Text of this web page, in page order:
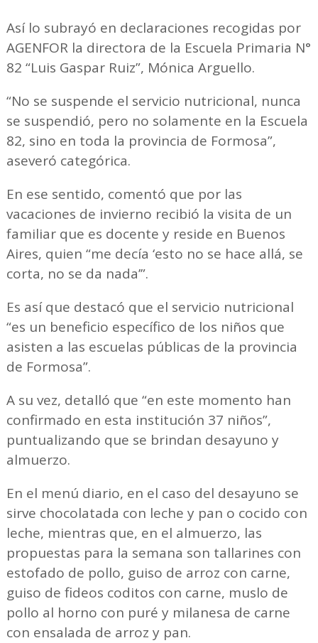
Así lo subrayó en declaraciones recogidas por
AGENFOR la directora de la Escuela Primaria N°
82 “Luis Gaspar Ruiz”, Mónica Arguello.
“No se suspende el servicio nutricional, nunca
se suspendió, pero no solamente en la Escuela
82, sino en toda la provincia de Formosa”,
aseveró categórica.
En ese sentido, comentó que por las
vacaciones de invierno recibió la visita de un
familiar que es docente y reside en Buenos
Aires, quien “me decía ‘esto no se hace allá, se
corta, no se da nada’”.
Es así que destacó que el servicio nutricional
“es un beneficio específico de los niños que
asisten a las escuelas públicas de la provincia
de Formosa”.
A su vez, detalló que “en este momento han
confirmado en esta institución 37 niños”,
puntualizando que se brindan desayuno y
almuerzo.
En el menú diario, en el caso del desayuno se
sirve chocolatada con leche y pan o cocido con
leche, mientras que, en el almuerzo, las
propuestas para la semana son tallarines con
estofado de pollo, guiso de arroz con carne,
guiso de fideos coditos con carne, muslo de
pollo al horno con puré y milanesa de carne
con ensalada de arroz y pan.